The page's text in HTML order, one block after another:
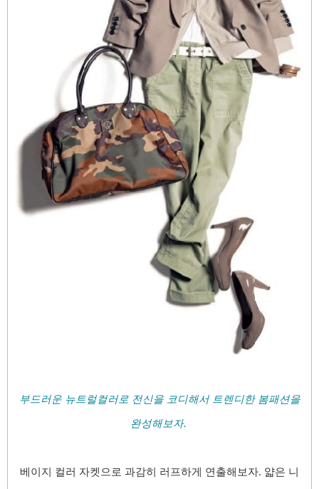
부드러운 뉴트럴컬러로 전신을 코디해서 트렌디한 봄패션을
완성해보자.
베이지 컬러 자켓으로 과감히 러프하게 연출해보자. 얇은 니